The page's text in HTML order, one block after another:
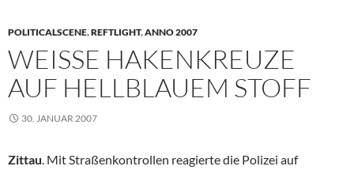
POLITICALSCENE,REFTLIGHT,ANNO 2007
WEISSE HAKENKREUZE A
UF HELLBLAUEM STOFF
30. JANUAR 2007
Zittau. Mit Straßenkontrollen reagierte die Polizei auf